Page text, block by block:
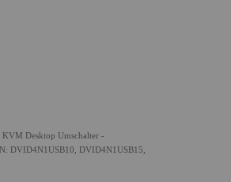
Desktop Umschalter -
DVID4N1USB10, DVID4N1USB15,